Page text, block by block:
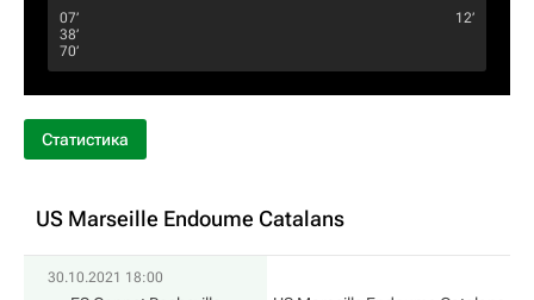
07‎’‎
38‎’‎
70‎’‎
12‎’‎
Статистика
US Marseille Endoume Catalans
30.10.2021 18:00